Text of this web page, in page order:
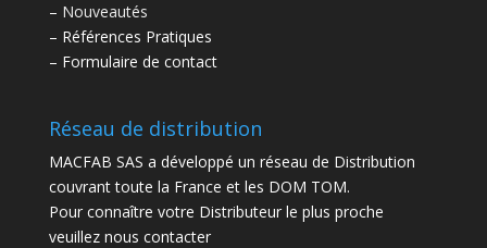
– Nouveautés
– Références Pratiques
– Formulaire de contact
Réseau de distribution
MACFAB SAS a développé un réseau de Distribution
couvrant toute la France et les DOM TOM.
Pour connaître votre Distributeur le plus proche
veuillez nous contacter